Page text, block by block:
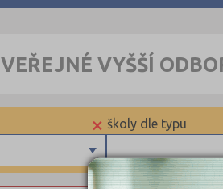
VEŘEJNÉ VYŠŠÍ
školy dle typu
×